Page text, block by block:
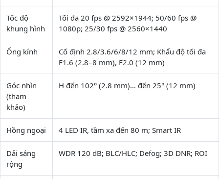
Tốc độ
khung hình
Tối đa 20 fps @ 2592×1944; 50/60 fps @
1080p; 25/30 fps @ 2560×1440
Ống kính
Cố định 2.8/3.6/6/8/12 mm; Khẩu độ tối đa
F1.6 (2.8–8 mm), F2.0 (12 mm)
Góc nhìn
(tham
khảo)
H đến 102° (2.8 mm)… đến 25° (12 mm)
Hồng ngoại 4 LED IR, tầm xa đến 80 m; Smart IR
Dải sáng
rộng
WDR 120 dB; BLC/HLC; Defog; 3D DNR; ROI